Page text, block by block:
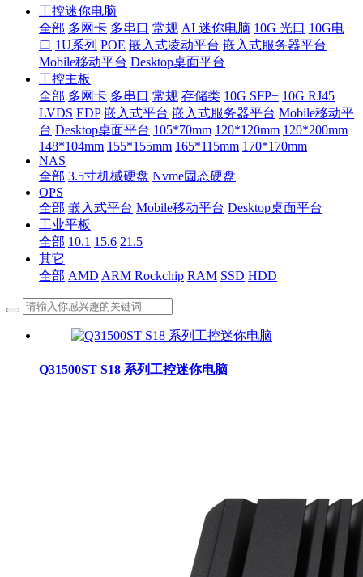
工控迷你电脑
全部 多网卡 多串口 常规 AI 迷你电脑 10G 光口 10G电
口 1U系列 POE 嵌入式凌动平台 嵌入式服务器平台
Mobile移动平台 Desktop桌面平台
工控主板
全部 多网卡 多串口 常规 存储类 10G SFP+ 10G RJ45
LVDS EDP 嵌入式平台 嵌入式服务器平台 Mobile移动平
台 Desktop桌面平台 105*70mm 120*120mm 120*200mm
148*104mm 155*155mm 165*115mm 170*170mm
NAS
全部 3.5寸机械硬盘 Nvme固态硬盘
OPS
全部 嵌入式平台 Mobile移动平台 Desktop桌面平台
工业平板
全部 10.1 15.6 21.5
其它
全部 AMD ARM Rockchip RAM SSD HDD
Q31500ST S18 系列工控迷你电脑